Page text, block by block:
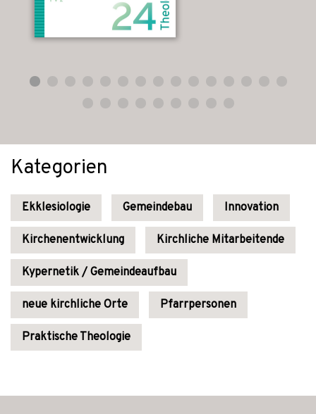
Kategorien
Ekklesiologie Gemeindebau Innovation
Kirchenentwicklung Kirchliche Mitarbeitende
Kypernetik / Gemeindeaufbau
neue kirchliche Orte Pfarrpersonen
Praktische Theologie